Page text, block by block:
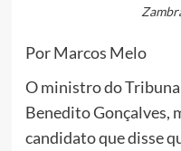
Por Marcos Melo
O ministro do
Benedito Gonçalves,
candidato que disse